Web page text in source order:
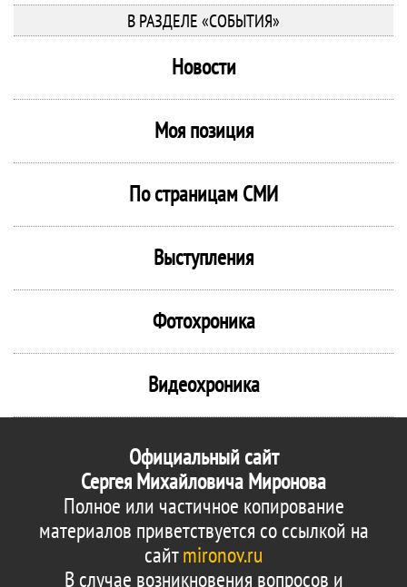
В РАЗДЕЛЕ «СОБЫТИЯ»
Новости
Моя позиция
По страницам СМИ
Выступления
Фотохроника
Видеохроника
Официальный сайт
Сергея Михайловича Миронова
Полное или частичное копирование
материалов приветствуется со ссылкой на
сайтmironov.ru
В случае возникновения вопросов и